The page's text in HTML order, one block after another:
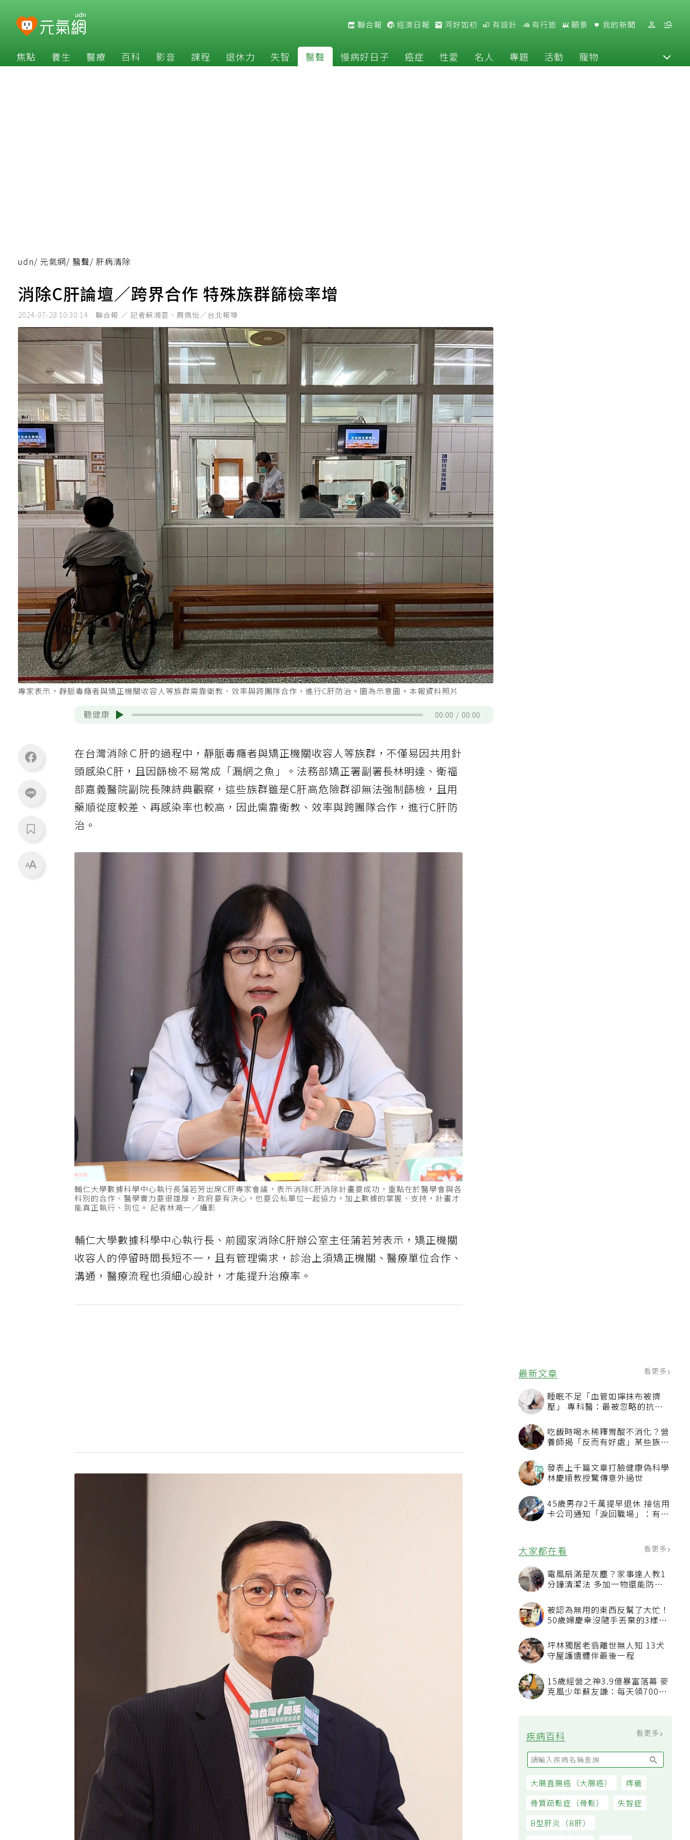
聯合報 經濟日報 河好如初 有設計 有行旅 願景 我的新聞
焦點 養生 醫療 百科 影音 課程 退休力 失智 醫聲 慢病好日子 癌症 性愛 名人 專題 活動 寵物
最新文章 看更多
睡眠不足「血管如擰抹布被擠
壓」 專科醫：最被忽略的抗老
吃飯時喝水稀釋胃酸不消化？營
養師揭「反而有好處」某些族群
發表上千篇文章打臉健康偽科學
林慶順教授驚傳意外過世
45歲男存2千萬提早退休 接信用
卡公司通知「淚回職場」：有錢
大家都在看
電風扇滿是灰塵？家事達人教1
被認為無用的東西反幫了大忙！
50歲婦慶幸沒隨手丟棄的3樣物
品
坪林獨居老翁離世無人知 13犬
15歲經營之神3.9億暴富落幕 麥
疾病百科
udn/ 元氣網/ 醫聲/ 肝病清除
消除C肝論壇／跨界合作 特殊族群篩檢率增
2024-07-28 10:30:14 聯合報 ／ 記者蘇湘雲、周佩怡／台北報導
專家表示，靜脈毒癮者與矯正機關收容人等族群需靠衛教、效率與跨團隊合作，進行C肝防治。圖為示意圖。本報資料照片
聽健康 00:00 00:00
在台灣消除Ｃ肝的過程中，靜脈毒癮者與矯正機關收容人等族群，不僅易因共用針
頭感染C肝，且因篩檢不易常成「漏網之魚」。法務部矯正署副署長林明達、衛福
部嘉義醫院副院長陳詩典觀察，這些族群雖是C肝高危險群卻無法強制篩檢，且用
藥順從度較差、再感染率也較高，因此需靠衛教、效率與跨團隊合作，進行C肝防
治。
輔仁⼤學數據科學中⼼執⾏長蒲若芳出席C肝專家會議，表示消除C肝消除計畫要成功，重點在於醫學會與各
科別的合作、醫學實力要很雄厚，政府要有決心，也要公私單位一起協力，加上數據的掌握、支持，計畫才
能真正執行、到位。 記者林澔一／攝影
輔仁⼤學數據科學中⼼執⾏長、前國家消除C肝辦公室主任蒲若芳表示，矯正機關
收容人的停留時間長短不一，且有管理需求，診治上須矯正機關、醫療單位合作、
溝通，醫療流程也須細心設計，才能提升治療率。